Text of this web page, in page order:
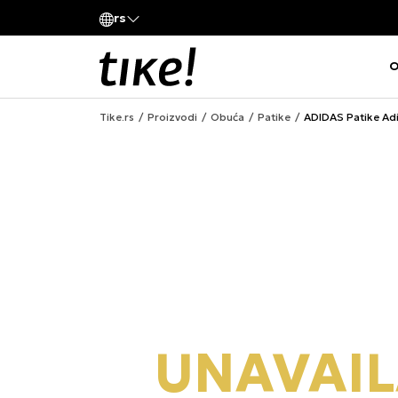
rs
Tike.rs Proizvodi Obuća Patike ADIDAS Patike